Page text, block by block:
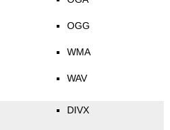
OGG
WMA
WAV
DIVX